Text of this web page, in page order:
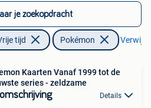
je zoekopdracht
tijd Pokémon
Kaarten Vanaf 1999 tot de
series - zeldzame
Details